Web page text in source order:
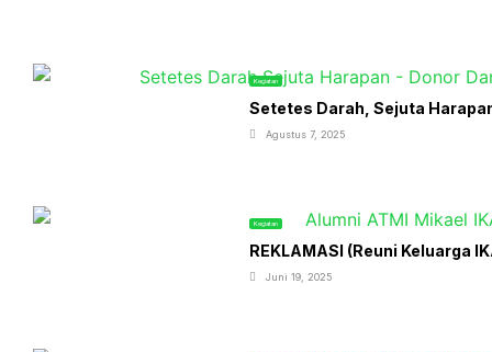
Kegiatan
Setetes Darah, Sejuta
Agustus 7, 2025
Kegiatan
REKLAMASI (Reuni Keluarga
Juni 19, 2025